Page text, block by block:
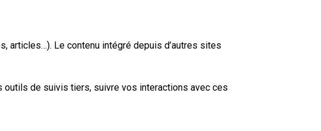
articles…). Le contenu intégré depuis d’autres sites
de suivis tiers, suivre vos interactions avec ces